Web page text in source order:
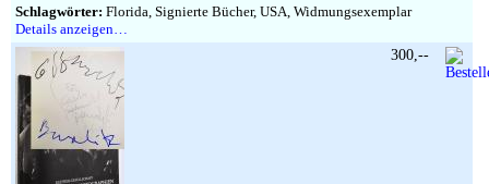
Schlagwörter: Florida, Signierte Bücher, USA, Widmungsexemplar
Details anzeigen…
300,--